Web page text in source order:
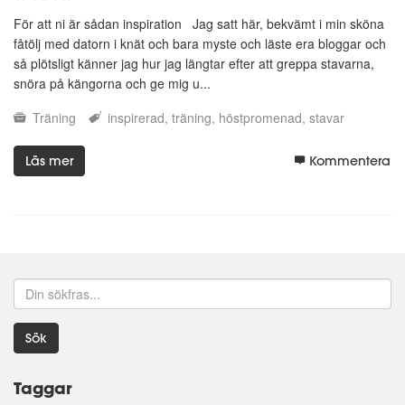
För att ni är sådan inspiration Jag satt här, bekvämt i min sköna
fåtölj med datorn i knät och bara myste och läste era bloggar och
så plötsligt känner jag hur jag längtar efter att greppa stavarna,
snöra på kängorna och ge mig u...
Träning
inspirerad träning höstpromenad stavar
Läs mer Kommentera
Sök
Taggar